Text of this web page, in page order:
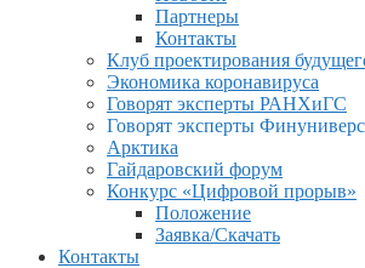
Партнеры
Контакты
Клуб проектирования
Экономика коронавируса
Говорят эксперты РАНХиГС
Говорят эксперты
Арктика
Гайдаровский форум
Конкурс «Цифровой прорыв»
Положение
Заявка/Скачать
Контакты